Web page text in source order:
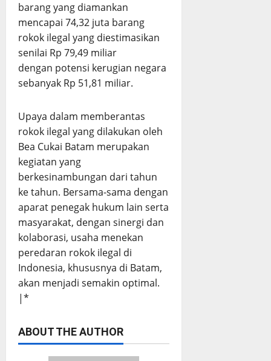
barang yang diamankan
mencapai 74,32 juta barang
rokok ilegal yang diestimasikan
senilai Rp 79,49 miliar
dengan potensi kerugian negara
sebanyak Rp 51,81 miliar.
Upaya dalam memberantas
rokok ilegal yang dilakukan oleh
Bea Cukai Batam merupakan
kegiatan yang
berkesinambungan dari tahun
ke tahun. Bersama-sama dengan
aparat penegak hukum lain serta
masyarakat, dengan sinergi dan
kolaborasi, usaha menekan
peredaran rokok ilegal di
Indonesia, khususnya di Batam,
akan menjadi semakin optimal.
|*
ABOUT THE AUTHOR